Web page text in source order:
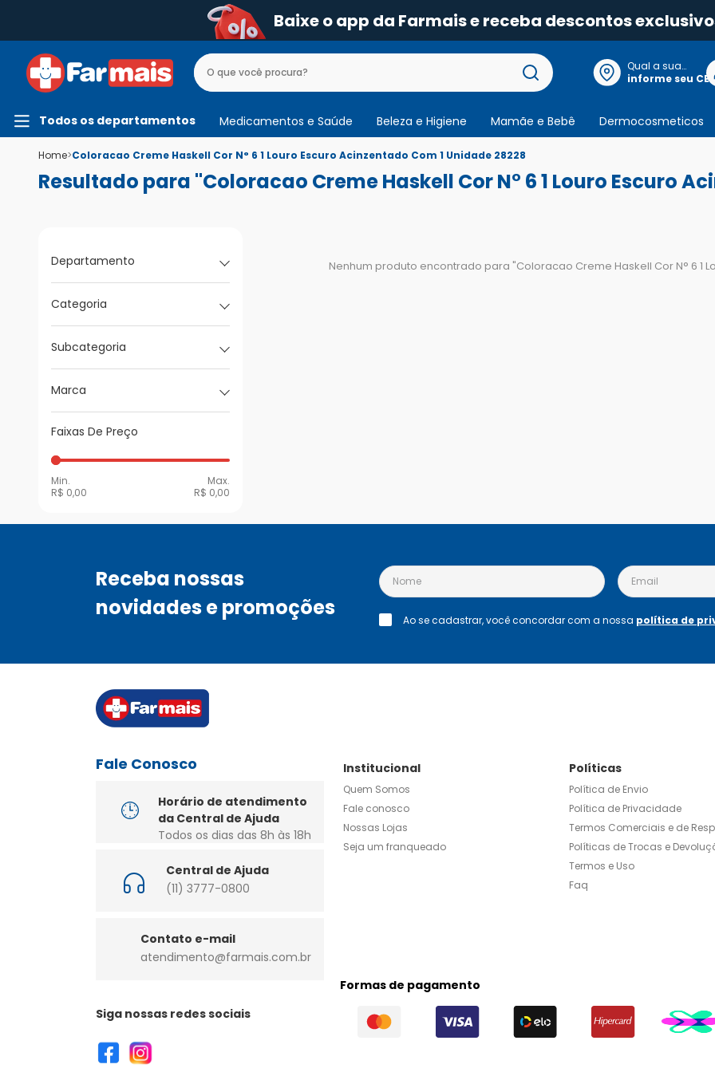
Baixe o app da Farmais e receba descontos
Qual a sua
localização?
informe seu CEP
Todos os departamentos Medicamentos e Saúde Beleza e Higiene Mamãe e Bebê Dermocosmeticos
Home>Coloracao Creme Haskell Cor N° 6 1 Louro Escuro Acinzentado Com 1 Unidade 28228
Resultado para "Coloracao Creme Haskell Cor N° 6 1 Louro Escuro
Departamento
Categoria
Subcategoria
Marca
Faixas De Preço
Min.
R$ 0,00
Max.
R$ 0,00
Nenhum produto encontrado para "Coloracao Creme Haskell Cor N° 6 1
Receba nossas
novidades e promoções
Ao se cadastrar, você concordar com a nossa política de
Fale Conosco
Horário de atendimento
da Central de Ajuda
Todos os dias das 8h às 18h
Central de Ajuda
(11) 3777-0800
Contato e-mail
atendimento@farmais.com.br
Siga nossas redes sociais
Institucional
Quem Somos
Fale conosco
Nossas Lojas
Seja um franqueado
Políticas
Política de Envio
Política de Privacidade
Termos Comerciais e de
Políticas de Trocas e
Termos e Uso
Faq
Formas de pagamento